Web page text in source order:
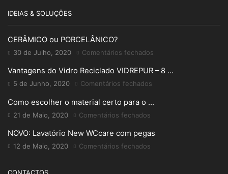
IDEIAS & SOLUÇÕES
CERÂMICO ou PORCELÂNICO?
30 de Julho, 2020 Comentários fechados
ou
Vantagens do Vidro Reciclado VIDREPUR – 8 ...
5 de Junho, 2020 Comentários fechados
do
VIDREPUR
Como escolher o material certo para o ...
21 de Maio, 2020 Comentários fechados
escolher
NOVO: Lavatório New WCcare com pegas
12 de Maio, 2020 Comentários fechados
CONTACTOS